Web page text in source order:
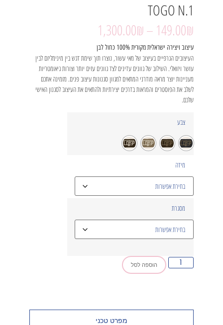
TOGO N.1
149.00₪
–
1,300.00₪
עיצוב ויצירה ישראלית מקורית 100% כחול לבן
העיצובים הגרפיים בעיצוב של מאי עשור, נוצרו תוך שימת דגש בין מינימליזם לבין
עושר ויזואלי. השילוב של גוונים עדינים לצד גוונים עזים יותר וצורות גיאומטריות
מעניינות יוצר מראה מודרני המתאים למגוון סגנונות עיצוב פנים. מזמינה אתכם
לשלב את הפוסטרים והמראות בדרכים יצירתיות ולהתאים את העיצוב לסגנון האישי
שלכם.
צבע
מידה
מסגרת
הוספה לסל
מפרט טכני